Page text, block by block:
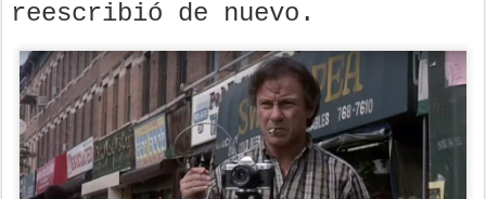
reescribió de nuevo.